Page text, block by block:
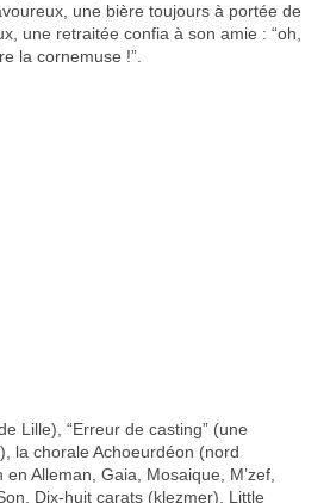
une bière toujours à portée de
une retraitée confia à son amie : “oh,
la cornemuse !”.
Lille), “Erreur de casting” (une
la chorale Achoeurdéon (nord
Alleman, Gaia, Mosaique, M’zef,
Dix-huit carats (klezmer), Little